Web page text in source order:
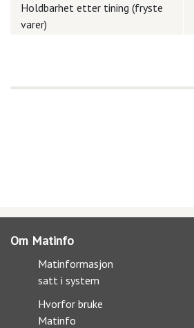
Holdbarhet etter tining (fryste
varer)
Om Matinfo
Matinformasjon
satt i system
Hvorfor bruke
Matinfo